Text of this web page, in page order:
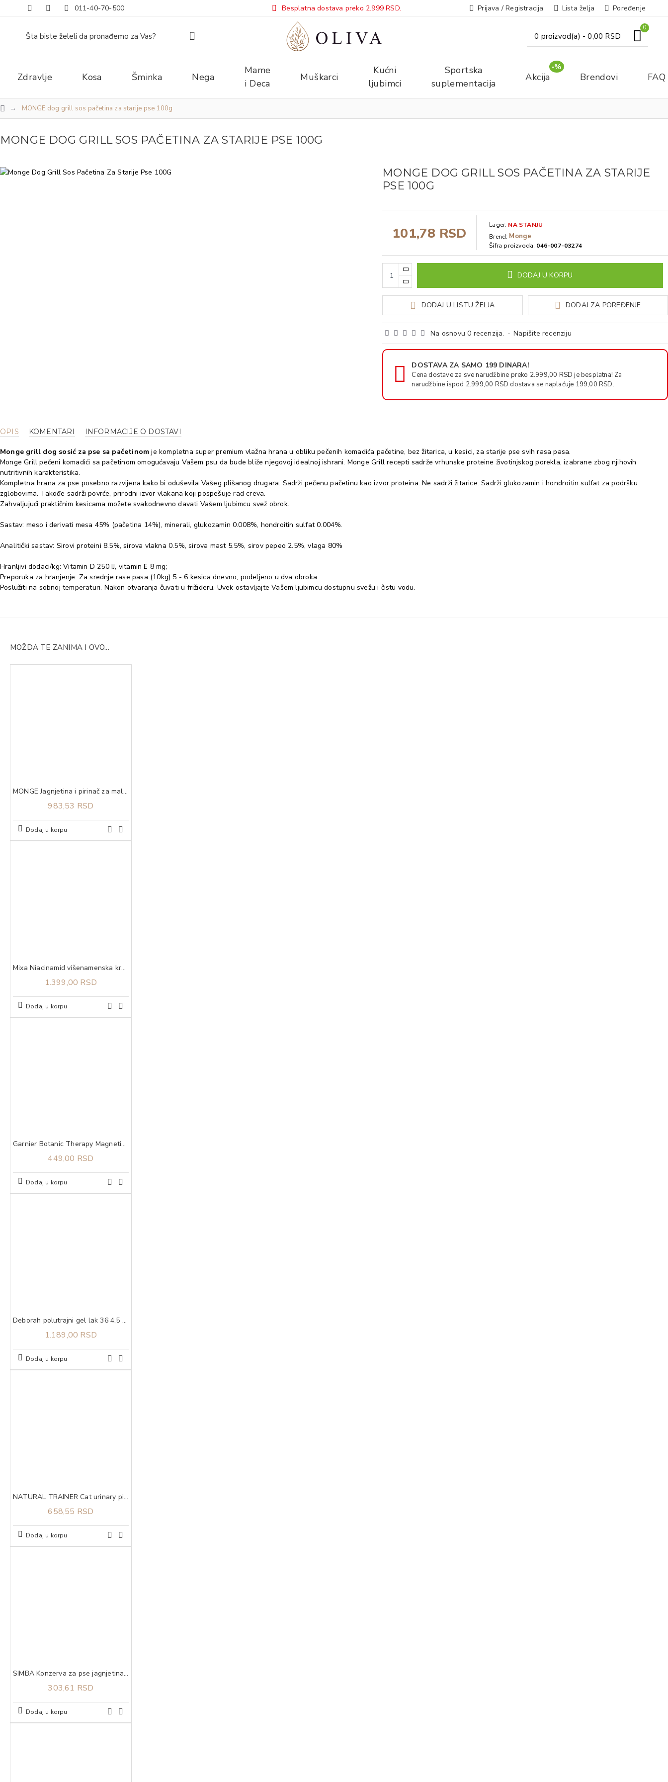
011-40-70-500 Besplatna dostava preko 2.999 RSD. Prijava / Registracija Lista želja Poređenje
0 proizvod(a) - 0,00 RSD
0
Zdravlje Kosa Šminka Nega
Mame
i Deca
Muškarci
Kućni
ljubimci
Sportska
suplementacija
Akcija
-%
Brendovi FAQ
MONGE dog grill sos pačetina za starije pse 100g
MONGE DOG GRILL SOS PAČETINA ZA STARIJE PSE 100G
MONGE DOG GRILL SOS PAČETINA ZA STARIJE
PSE 100G
Na osnovu 0 recenzija. - Napišite recenziju
101,78 RSD Lager: NA STANJU
Brend: Monge
Šifra proizvoda: 046-007-03274
DODAJ U KORPU
DODAJ U LISTU ŽELJA DODAJ ZA POREĐENJE
DOSTAVA ZA SAMO 199 DINARA!
Cena dostave za sve narudžbine preko 2.999,00 RSD je besplatna! Za
narudžbine ispod 2.999,00 RSD dostava se naplaćuje 199,00 RSD.
OPIS KOMENTARI INFORMACIJE O DOSTAVI
Monge grill dog sosić za pse sa pačetinom je kompletna super premium vlažna hrana u obliku pečenih komadića pačetine, bez žitarica, u kesici, za starije pse svih rasa pasa.
Monge Grill pečeni komadići sa pačetinom omogućavaju Vašem psu da bude bliže njegovoj idealnoj ishrani. Monge Grill recepti sadrže vrhunske proteine životinjskog porekla, izabrane zbog njihovih
nutritivnih karakteristika.
Kompletna hrana za pse posebno razvijena kako bi oduševila Vašeg plišanog drugara. Sadrži pečenu pačetinu kao izvor proteina. Ne sadrži žitarice. Sadrži glukozamin i hondroitin sulfat za podršku
zglobovima. Takođe sadrži povrće, prirodni izvor vlakana koji pospešuje rad creva.
Zahvaljujući praktičnim kesicama možete svakodnevno davati Vašem ljubimcu svež obrok.
Sastav: meso i derivati mesa 45% (pačetina 14%), minerali, glukozamin 0.008%, hondroitin sulfat 0.004%.
Analitički sastav: Sirovi proteini 8.5%, sirova vlakna 0.5%, sirova mast 5.5%, sirov pepeo 2.5%, vlaga 80%
Hranljivi dodaci/kg: Vitamin D 250 IJ, vitamin E 8 mg;
Preporuka za hranjenje: Za srednje rase pasa (10kg) 5 - 6 kesica dnevno, podeljeno u dva obroka.
Poslužiti na sobnoj temperaturi. Nakon otvaranja čuvati u frižideru. Uvek ostavljajte Vašem ljubimcu dostupnu svežu i čistu vodu.
MOŽDA TE ZANIMA I OVO...
MONGE Jagnjetina i pirinač za male rase puppy 800g
983,53 RSD
Dodaj u korpu
Mixa Niacinamid višenamenska krema protiv tamnih fleka 50 ml
1.399,00 RSD
Dodaj u korpu
Garnier Botanic Therapy Magnetic Charcoal šampon za kosu 250 ml
449,00 RSD
Dodaj u korpu
Deborah polutrajni gel lak 36 4,5 ml
1.189,00 RSD
Dodaj u korpu
NATURAL TRAINER Cat urinary piletina za odrasle mačke 300g
658,55 RSD
Dodaj u korpu
SIMBA Konzerva za pse jagnjetina 1230g
303,61 RSD
Dodaj u korpu